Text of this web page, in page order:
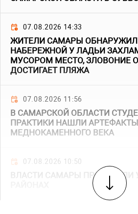
07.08.2026 14:33
ЖИТЕЛИ САМАРЫ
НАБЕРЕЖНОЙ У ЛАДЬИ
МУСОРОМ МЕСТО, ЗЛОВОНИЕ
ДОСТИГАЕТ ПЛЯЖА
07.08.2026 11:56
В САМАРСКОЙ ОБЛАСТИ
ПРАКТИКИ НАШЛИ
МЕДНОКАМЕННОГО ВЕКА
07.08.2026 10:50
ВЛАСТИ САМАРЫ ПРОВЕРИЛИ